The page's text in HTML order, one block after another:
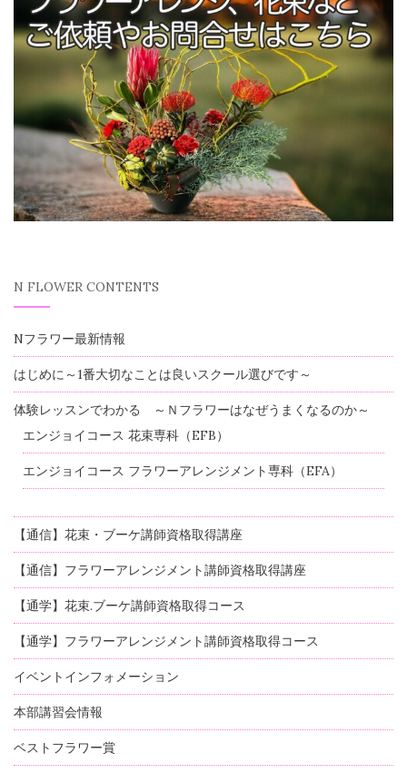
N FLOWER CONTENTS
Nフラワー最新情報
はじめに～1番大切なことは良いスクール選びです～
体験レッスンでわかる ～Ｎフラワーはなぜうまくなるのか～
エンジョイコース 花束専科（EFB）
エンジョイコース フラワーアレンジメント専科（EFA）
【通信】花束・ブーケ講師資格取得講座
【通信】フラワーアレンジメント講師資格取得講座
【通学】花束.ブーケ講師資格取得コース
【通学】フラワーアレンジメント講師資格取得コース
イベントインフォメーション
本部講習会情報
ベストフラワー賞